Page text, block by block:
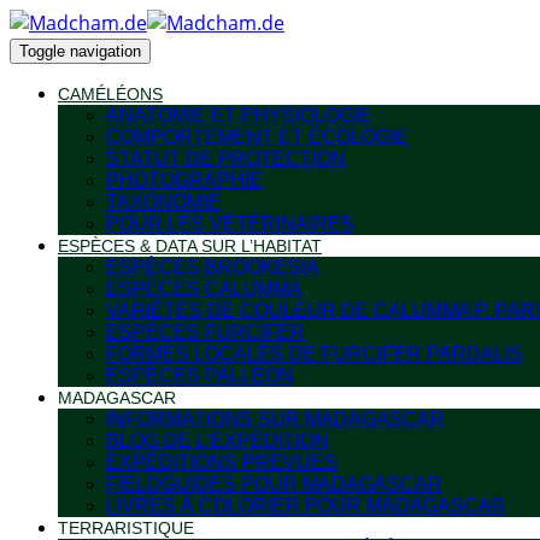
Toggle navigation
CAMÉLÉONS
ANATOMIE ET PHYSIOLOGIE
COMPORTEMENT ET ÉCOLOGIE
STATUT DE PROTECTION
PHOTOGRAPHIE
TAXONOMIE
POUR LES VÉTÉRINAIRES
ESPÈCES & DATA SUR L’HABITAT
ESPÈCES BROOKESIA
ESPÈCES CALUMMA
VARIÉTÉS DE COULEUR DE CALUMMA P.
ESPÈCES FURCIFER
FORMES LOCALES DE FURCIFER PARDALIS
ESPÈCES PALLEON
MADAGASCAR
INFORMATIONS SUR MADAGASCAR
BLOG DE L’EXPÉDITION
EXPÉDITIONS PRÉVUES
FIELDGUIDES POUR MADAGASCAR
LIVRES À COLORIER POUR MADAGASCAR
TERRARISTIQUE